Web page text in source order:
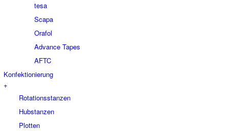
tesa
Scapa
Orafol
Advance Tapes
AFTC
Konfektionierung
+
Rotationsstanzen
Hubstanzen
Plotten